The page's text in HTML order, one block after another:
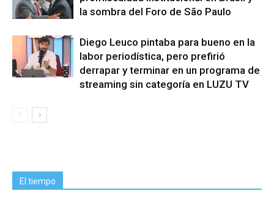
la sombra del Foro de São Paulo
Diego Leuco pintaba para bueno en la
labor periodística, pero prefirió
derrapar y terminar en un programa de
streaming sin categoría en LUZU TV
El tiempo